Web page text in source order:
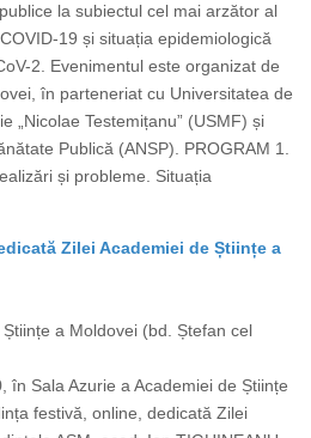
la subiectul cel mai arzător al
19 și situația epidemiologică
2. Evenimentul este organizat de
în parteneriat cu Universitatea de
„Nicolae Testemițanu” (USMF) și
Publică (ANSP). PROGRAM 1.
și probleme. Situația
Zilei Academiei de Științe a
a Moldovei (bd. Ștefan cel
în Sala Azurie a Academiei de Științe
festivă, online, dedicată Zilei